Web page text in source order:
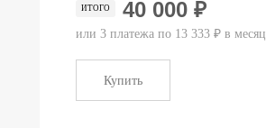
ИТОГО 40 000 ₽
или 3 платежа по 13 333 ₽ в месяц
Купить